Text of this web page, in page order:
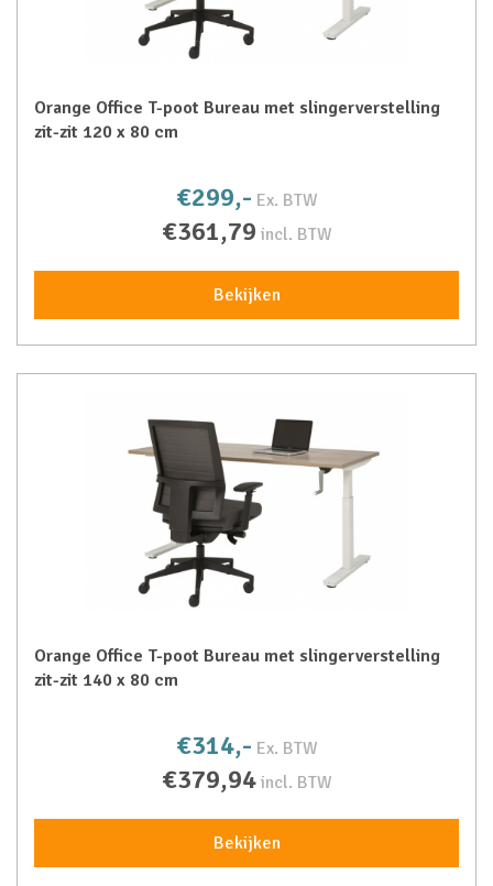
Orange Office T-poot Bureau met slingerverstelling
zit-zit 120 x 80 cm
€299,- Ex. BTW
€361,79 incl. BTW
Bekijken
Orange Office T-poot Bureau met slingerverstelling
zit-zit 140 x 80 cm
€314,- Ex. BTW
€379,94 incl. BTW
Bekijken